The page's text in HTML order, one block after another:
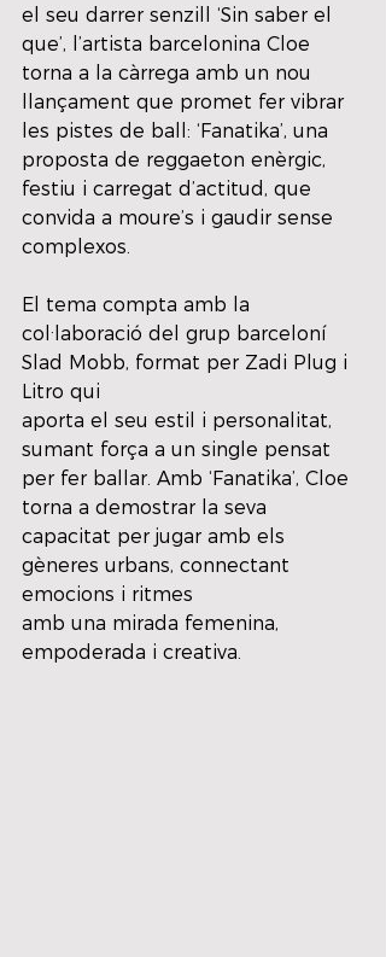
el seu darrer senzill ‘Sin saber el
que’, l’artista barcelonina Cloe
torna a la càrrega amb un nou
llançament que promet fer vibrar
les pistes de ball: ‘Fanatika’, una
proposta de reggaeton enèrgic,
festiu i carregat d’actitud, que
convida a moure’s i gaudir sense
complexos.
El tema compta amb la
col·laboració del grup barceloní
Slad Mobb, format per Zadi Plug i
Litro qui
aporta el seu estil i personalitat,
sumant força a un single pensat
per fer ballar. Amb ‘Fanatika’, Cloe
torna a demostrar la seva
capacitat per jugar amb els
gèneres urbans, connectant
emocions i ritmes
amb una mirada femenina,
empoderada i creativa.